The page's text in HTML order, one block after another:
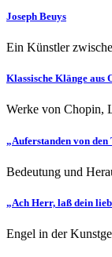
Joseph Beuys
Ein Künstler
Klassische Klänge aus
Werke von Chopin,
„Auferstanden von den
Bedeutung und
„Ach Herr, laß dein
Engel in der